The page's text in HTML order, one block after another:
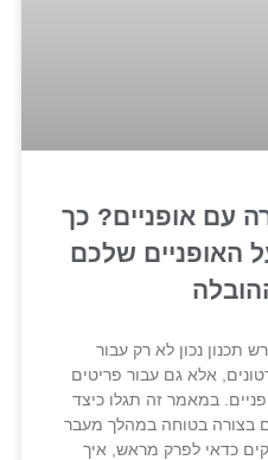
עם אופניים? כך
האופניים שלכם
תכנון נכון לא רק עבור
אלא גם עבור פריטים
במאמר זה תגלו כיצד
בצורה בטוחה במהלך מעבר
כדאי לפרק מראש, איך